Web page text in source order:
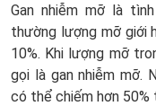
Gan nhiễm mỡ là
thường lượng mỡ giới
10%. Khi lượng mỡ
gọi là gan nhiễm mỡ.
có thể chiếm hơn 50%